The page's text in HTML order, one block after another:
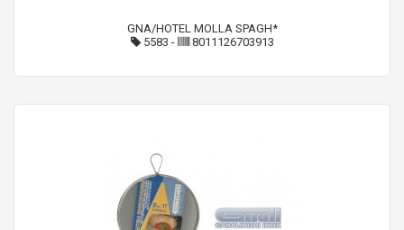
GNA/HOTEL MOLLA SPAGH*
5583 - 8011126703913